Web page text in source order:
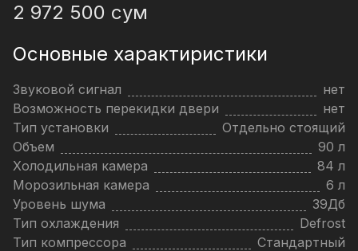
2 972 500 сум
Основные характиристики
Звуковой сигнал
нет
Возможность перекидки двери
нет
Тип установки
Отдельно стоящий
Объем
90 л
Холодильная камера
84 л
Морозильная камера
6 л
Уровень шума
39Дб
Тип охлаждения
Defrost
Тип компрессора
Стандартный